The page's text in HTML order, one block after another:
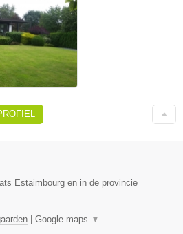
Estaimbourg en in de provincie
| Google maps ▼